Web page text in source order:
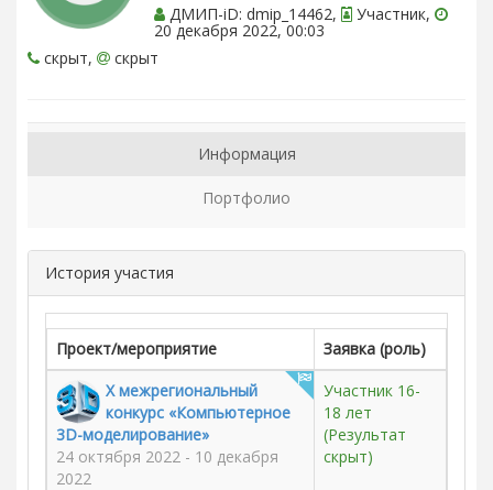
ДМИП-iD: dmip_14462, Участник,
20 декабря 2022, 00:03
скрыт,
скрыт
Информация
Портфолио
История участия
Проект/мероприятие
Заявка (роль)
X межрегиональный
конкурс «Компьютерное
3D-моделирование»
24 октября 2022 - 10 декабря
2022
Участник 16-
18 лет
(Результат
скрыт)